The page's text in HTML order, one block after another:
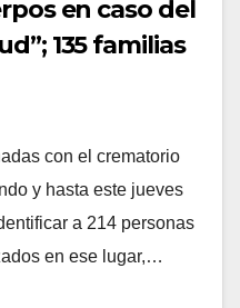
en caso del
135 familias
con el crematorio
y hasta este jueves
a 214 personas
en ese lugar,…